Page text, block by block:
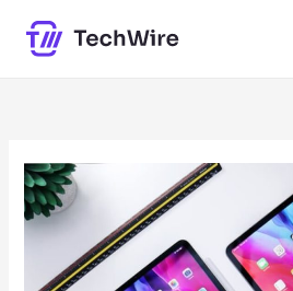
content